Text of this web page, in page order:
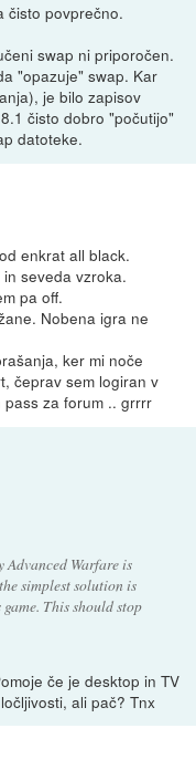
čisto povprečno.
swap ni priporočen.
"opazuje" swap. Kar
je bilo zapisov
čisto dobro "počutijo"
datoteke.
enkrat all black.
seveda vzroka.
pa off.
Nobena igra ne
ker mi noče
čeprav sem logiran v
za forum .. grrrr
Warfare is
simplest solution is
This should stop
če je desktop in TV
ali pač? Tnx